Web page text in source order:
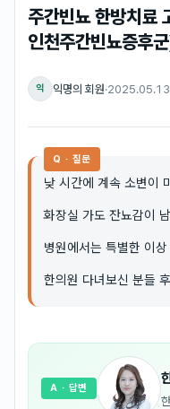
주간빈뇨 한방치료
인천주간빈뇨증후
익 익명의 회원·2025.05.13
Q · 질문
낮 시간에 계속 소변이
화장실 가도 잔뇨감이
병원에서는 특별한 이
한의원 다녀보신 분들
A · 답변